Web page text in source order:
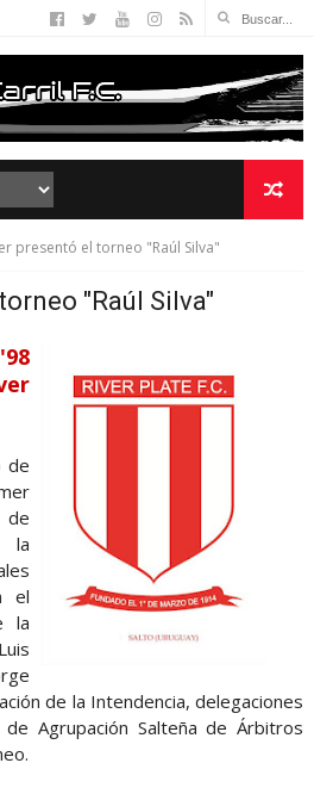
presentó el torneo "Raúl Silva"
"Raúl Silva"
de
de
la
el
la
de la Intendencia, delegaciones
Agrupación Salteña de Árbitros